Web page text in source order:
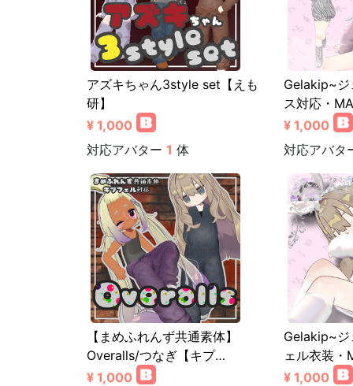
アズキちゃん3style set【えも
研】
¥ 1,000
対応アバター 1 体
Gelakip~ジ
ス対応・
¥ 1,000
対応アバタ
【まめふれんず共通素体】
Overalls/つなぎ【キプ…
¥ 1,000
Gelakip~ジ
ェル衣装・
¥ 1,000